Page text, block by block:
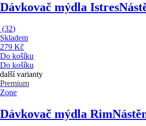
Dávkovač mýdla Istres
(32)
Skladem
279 Kč
Do košíku
Do košíku
další varianty
Premium
Zone
Dávkovač mýdla Rim